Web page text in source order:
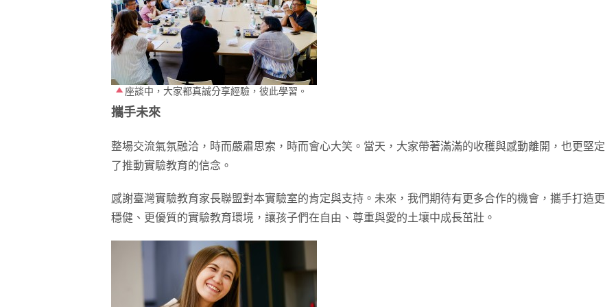
座談中，大家都真誠分享經驗，彼此學習。
攜手未來
整場交流氣氛融洽，時而嚴肅思索，時而會心大笑。當天，大家帶著滿滿的收穫與感動離開，也更堅定
了推動實驗教育的信念。
感謝臺灣實驗教育家長聯盟對本實驗室的肯定與支持。未來，我們期待有更多合作的機會，攜手打造更
穩健、更優質的實驗教育環境，讓孩子們在自由、尊重與愛的土壤中成長茁壯。